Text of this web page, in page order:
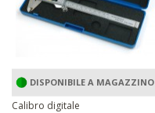
DISPONIBILE A MAGAZZINO
Calibro digitale